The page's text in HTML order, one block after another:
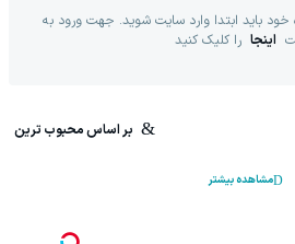
باید ابتدا وارد سایت شوید. جهت ورود به
اینجا را کلیک کنید
بر اساس محبوب ترین
مشاهده بیشتر